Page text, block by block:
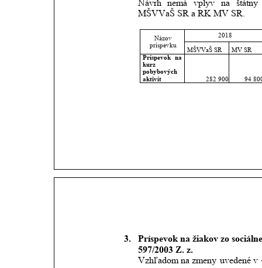
Návrh
nemá vplyv na
štátny
MŠVVaŠ SR a RK MV SR.
2018
Názov
príspevku
MŠVVaŠ SR
MV SR
Príspevok
na
kurz
pobybových
aktivít
282 900 94
3.
Príspevok na žiakov zo
597/2003 Z. z.
Vzhľadom na zmeny uvedené v